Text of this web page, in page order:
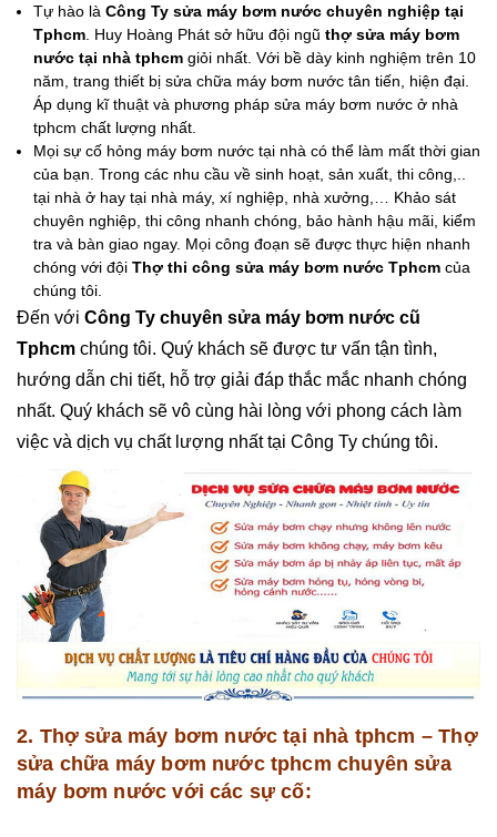
Tự hào là Công Ty sửa máy bơm nước chuyên nghiệp tại
Tphcm . Huy Hoàng Phát sở hữu đội ngũ thợ sửa máy bơm
nước tại nhà tphcm giỏi nhất. Với bề dày kinh nghiệm trên 10
năm, trang thiết bị sửa chữa máy bơm nước tân tiến, hiện đại.
Áp dụng kĩ thuật và phương pháp sửa máy bơm nước ở nhà
tphcm chất lượng nhất.
Mọi sự cố hỏng máy bơm nước tại nhà có thể làm mất thời gian
của bạn. Trong các nhu cầu về sinh hoạt, sản xuất, thi công,..
tại nhà ở hay tại nhà máy, xí nghiệp, nhà xưởng,… Khảo sát
chuyên nghiệp, thi công nhanh chóng, bảo hành hậu mãi, kiểm
tra và bàn giao ngay. Mọi công đoạn sẽ được thực hiện nhanh
chóng với đội Thợ thi công sửa máy bơm nước Tphcm của
chúng tôi.
Đến với Công Ty chuyên sửa máy bơm nước cũ
Tphcm chúng tôi. Quý khách sẽ được tư vấn tận tình,
hướng dẫn chi tiết, hỗ trợ giải đáp thắc mắc nhanh chóng
nhất. Quý khách sẽ vô cùng hài lòng với phong cách làm
việc và dịch vụ chất lượng nhất tại Công Ty chúng tôi.
2. Thợ sửa máy bơm nước tại nhà tphcm – Thợ
sửa chữa máy bơm nước tphcm chuyên sửa
máy bơm nước với các sự cố: